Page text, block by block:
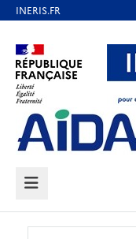
contenu
principal
Aller au contenu
Aller au pied de
MENU